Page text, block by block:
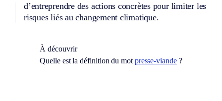
d’entreprendre des actions concrètes pour limiter les
risques liés au changement climatique.
À découvrir
Quelle est la définition du mot presse-viande?